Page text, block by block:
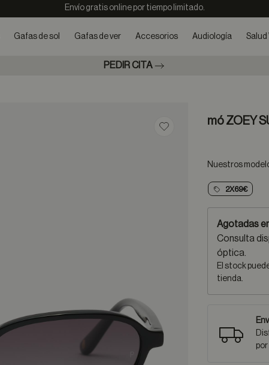
Envío gratis online por tiempo limitado.
Gafas de sol Gafas de ver Accesorios Audiología Salud
PEDIR CITA
Guardar en favoritos
mó ZOEY
Nuestros
2X69€
Agotadas
Consulta
óptica.
El stock
tienda.